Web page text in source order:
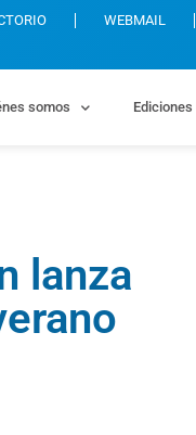
WEBMAIL
somos Ediciones
lanza